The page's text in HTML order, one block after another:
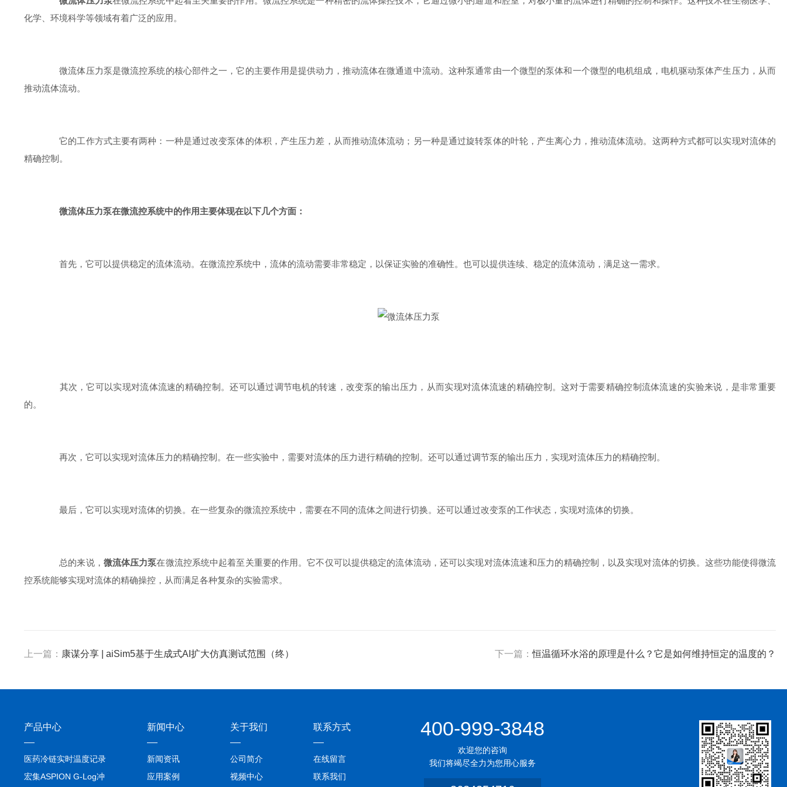
化学、环境科学等领域有着广泛的应用。
微流体压力泵是微流控系统的核心部件之一，它的主要作用是提供动力，推动流体在微通道中流动。这种泵通常由一个微型的泵体和一个微型的电机组成，电机驱动泵体产生压力，从而
推动流体流动。
它的工作方式主要有两种：一种是通过改变泵体的体积，产生压力差，从而推动流体流动；另一种是通过旋转泵体的叶轮，产生离心力，推动流体流动。这两种方式都可以实现对流体的
精确控制。
微流体压力泵在微流控系统中的作用主要体现在以下几个方面：
首先，它可以提供稳定的流体流动。在微流控系统中，流体的流动需要非常稳定，以保证实验的准确性。也可以提供连续、稳定的流体流动，满足这一需求。
其次，它可以实现对流体流速的精确控制。还可以通过调节电机的转速，改变泵的输出压力，从而实现对流体流速的精确控制。这对于需要精确控制流体流速的实验来说，是非常重要
的。
再次，它可以实现对流体压力的精确控制。在一些实验中，需要对流体的压力进行精确的控制。还可以通过调节泵的输出压力，实现对流体压力的精确控制。
最后，它可以实现对流体的切换。在一些复杂的微流控系统中，需要在不同的流体之间进行切换。还可以通过改变泵的工作状态，实现对流体的切换。
总的来说， 微流体压力泵在微流控系统中起着至关重要的作用。它不仅可以提供稳定的流体流动，还可以实现对流体流速和压力的精确控制，以及实现对流体的切换。这些功能使得微流
控系统能够实现对流体的精确操控，从而满足各种复杂的实验需求。
上一篇： 康谋分享 | aiSim5基于生成式AI扩大仿真测试范围（终） 下一篇：恒温循环水浴的原理是什么？它是如何维持恒定的温度的？
产品中心
医药冷链实时温度记录
仪TIVE Solo 5G
宏集ASPION G-Log冲
新闻中心
新闻资讯
应用案例
关于我们
公司简介
视频中心
联系方式
在线留言
联系我们
400-999-3848
欢迎您的咨询
我们将竭尽全力为您用心服务